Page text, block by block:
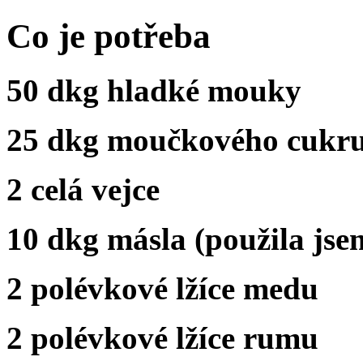
Co je potřeba
50 dkg hladké mouky
25 dkg moučkového
2 celá vejce
10 dkg másla (použila
2 polévkové lžíce medu
2 polévkové lžíce rumu